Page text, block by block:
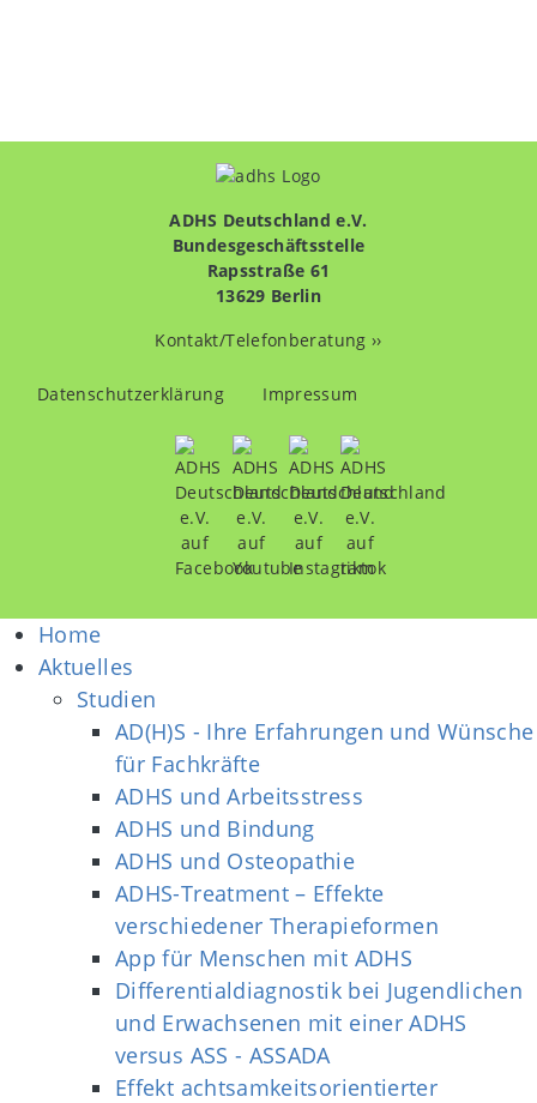
ADHS Deutschland e.V.
Bundesgeschäftsstelle
Rapsstraße 61
13629 Berlin
Kontakt/Telefonberatung ››
Fußzeilenmenü
Datenschutzerklärung Impressum
Home
Aktuelles
Studien
AD(H)S - Ihre Erfahrungen und Wünsche
für Fachkräfte
ADHS und Arbeitsstress
ADHS und Bindung
ADHS und Osteopathie
ADHS-Treatment – Effekte
verschiedener Therapieformen
App für Menschen mit ADHS
Differentialdiagnostik bei Jugendlichen
und Erwachsenen mit einer ADHS
versus ASS - ASSADA
Effekt achtsamkeitsorientierter